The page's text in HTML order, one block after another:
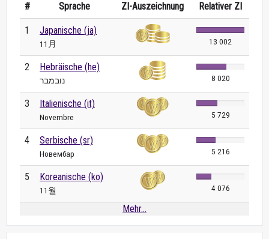
#
Sprache ZI-Auszeichnung Relativer ZI
1 Japanische (ja)
11月 13 002
2 Hebräische (he)
נובמבר 8 020
3 Italienische (it)
Novembre 5 729
4 Serbische (sr)
Новембар 5 216
5 Koreanische (ko)
11월 4 076
Mehr...